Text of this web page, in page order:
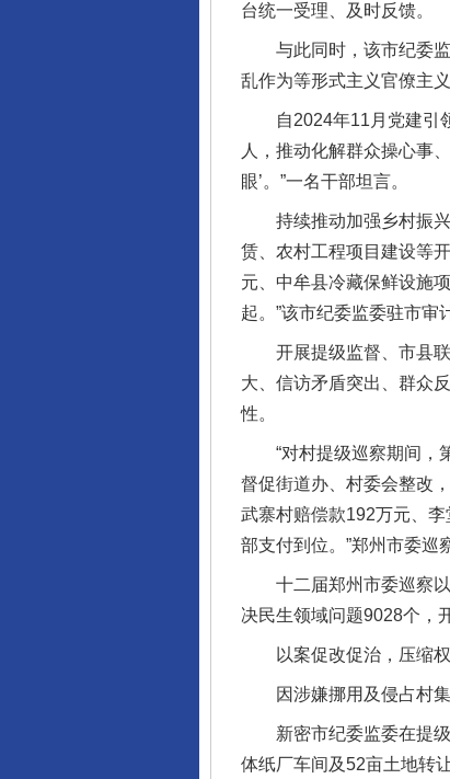
台统一受理、及时反馈。
与此同时，该市纪委监
乱作为等形式主义官僚主
自2024年11月党建引领
人，推动化解群众操心事
眼’。”一名干部坦言。
持续推动加强乡村振兴
赁、农村工程项目建设等
元、中牟县冷藏保鲜设施
起。”该市纪委监委驻市审
开展提级监督、市县联
大、信访矛盾突出、群众
性。
“对村提级巡察期间，第
督促街道办、村委会整改
武寨村赔偿款192万元、
部支付到位。”郑州市委巡
十二届郑州市委巡察以
决民生领域问题9028个，
以案促改促治，压缩权
因涉嫌挪用及侵占村集
新密市纪委监委在提级
体纸厂车间及52亩土地转